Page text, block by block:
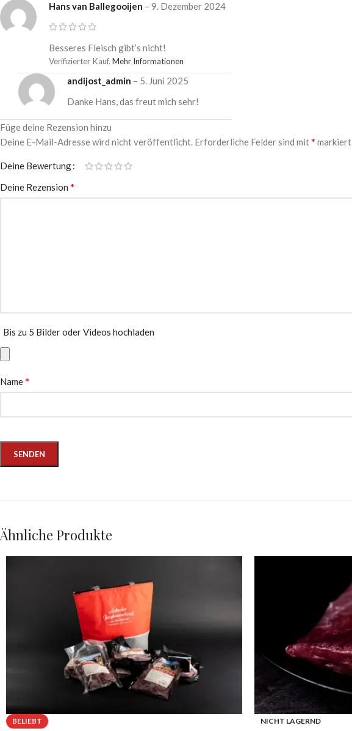
Hans van Ballegooijen – 9. Dezember 2024
Besseres Fleisch gibt’s nicht!
Verifizierter Kauf. Mehr Informationen
andijost_admin – 5. Juni 2025
Danke Hans, das freut mich sehr!
Füge deine Rezension hinzu
Deine E-Mail-Adresse wird nicht veröffentlicht. Erforderliche Felder sind mit* markiert
Deine Bewertung
Deine Rezension *
Bis zu 5 Bilder oder Videos hochladen
Name*
Ähnliche Produkte
BELIEBT NICHT LAGERND